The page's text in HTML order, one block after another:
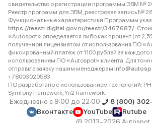
свидетельство о регистрации программы ЭВМ №
Реестр программ для ЭВМ, реестровая запись №
Функциональные характеристики Программы
https://reestr.digital.gov.ru/reestr/3467687/ .
«Autospot» определяется либо как процент (от
полученной лицензиатом от использования ПО
фиксированный платеж от 1100 рублей за каждого
использованием ПО «Autospot» клиента. Для
отправьте заявку нашим менеджерам
+78003020583
ПО разработано с использованием технологий:
Symfony framework, Yii2 framework.
Ежедневно с 9:00 до 22:00 8 (800)
Вконтакте
YouTube Rutube